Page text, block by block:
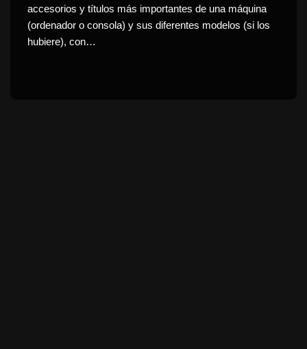
accesorios y títulos más importantes de una máquina
(ordenador o consola) y sus diferentes modelos (si los
hubiere), con…